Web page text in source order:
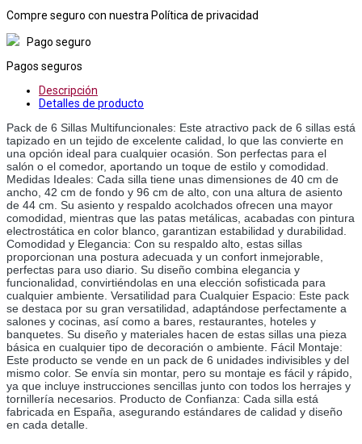
Compre seguro con nuestra Política de privacidad
Pago seguro
Pagos seguros
Descripción
Detalles de producto
Pack de 6 Sillas Multifuncionales: Este atractivo pack de 6 sillas está
tapizado en un tejido de excelente calidad, lo que las convierte en
una opción ideal para cualquier ocasión. Son perfectas para el
salón o el comedor, aportando un toque de estilo y comodidad.
Medidas Ideales: Cada silla tiene unas dimensiones de 40 cm de
ancho, 42 cm de fondo y 96 cm de alto, con una altura de asiento
de 44 cm. Su asiento y respaldo acolchados ofrecen una mayor
comodidad, mientras que las patas metálicas, acabadas con pintura
electrostática en color blanco, garantizan estabilidad y durabilidad.
Comodidad y Elegancia: Con su respaldo alto, estas sillas
proporcionan una postura adecuada y un confort inmejorable,
perfectas para uso diario. Su diseño combina elegancia y
funcionalidad, convirtiéndolas en una elección sofisticada para
cualquier ambiente. Versatilidad para Cualquier Espacio: Este pack
se destaca por su gran versatilidad, adaptándose perfectamente a
salones y cocinas, así como a bares, restaurantes, hoteles y
banquetes. Su diseño y materiales hacen de estas sillas una pieza
básica en cualquier tipo de decoración o ambiente. Fácil Montaje:
Este producto se vende en un pack de 6 unidades indivisibles y del
mismo color. Se envía sin montar, pero su montaje es fácil y rápido,
ya que incluye instrucciones sencillas junto con todos los herrajes y
tornillería necesarios. Producto de Confianza: Cada silla está
fabricada en España, asegurando estándares de calidad y diseño
en cada detalle.